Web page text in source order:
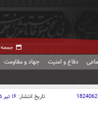
جمعه ۱۶ مرداد ۱۴۰۵ -
دفاع و امنیت جهاد و مقاومت
1824062 تاریخ انتشار: ۱۶ تیر ۱۴۰۵ - ۲۰:۱۰